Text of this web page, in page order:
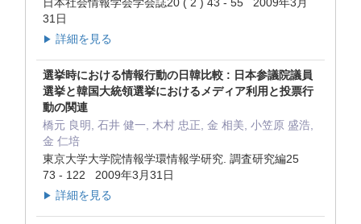
31日
▶ 詳細を見る
選挙時における情報行動の日韓比較 : 日本参議院議員
選挙と韓国大統領選挙におけるメディア利用と投票行
動の関連
橋元 良明, 石井 健一, 木村 忠正, 金 相美, 小笠原 盛浩,
金 仁培
東京大学大学院情報学環情報学研究. 調査研究編25
73 - 122 2009年3月31日
▶ 詳細を見る